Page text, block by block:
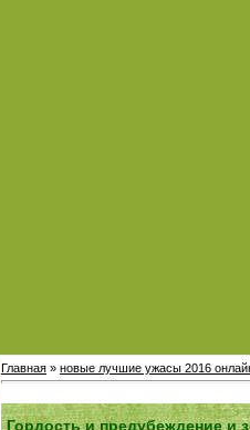
Главная » новые лучшие ужасы 2016
Гордость и предубеждение и